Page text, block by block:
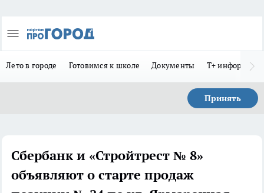
Лето в городе Готовимся к школе Документы Т+
Принять
Сбербанк и «Стройтрест № 8»
объявляют о старте продаж